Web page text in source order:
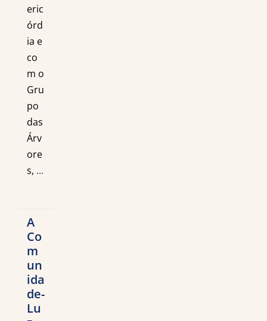
eric
órd
ia e
co
m o
Gru
po
das
Árv
ore
s, ...
A
Co
m
un
ida
de-
Lu